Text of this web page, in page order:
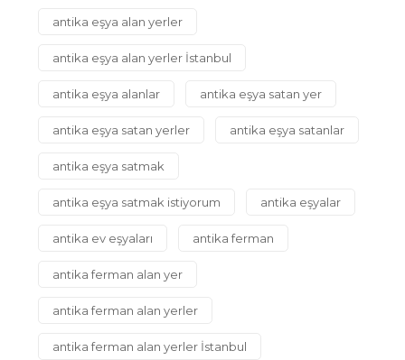
antika eşya alan yerler
antika eşya alan yerler İstanbul
antika eşya alanlar antika eşya satan yer
antika eşya satan yerler antika eşya satanlar
antika eşya satmak
antika eşya satmak istiyorum antika eşyalar
antika ev eşyaları antika ferman
antika ferman alan yer
antika ferman alan yerler
antika ferman alan yerler İstanbul